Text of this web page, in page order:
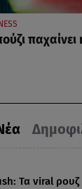
Τα viral ρουζ